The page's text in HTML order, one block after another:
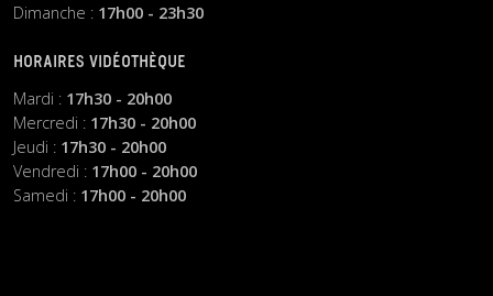
Dimanche : 17h00 - 23h30
HORAIRES VIDÉOTHÈQUE
Mardi : 17h30 - 20h00
Mercredi : 17h30 - 20h00
Jeudi : 17h30 - 20h00
Vendredi : 17h00 - 20h00
Samedi : 17h00 - 20h00